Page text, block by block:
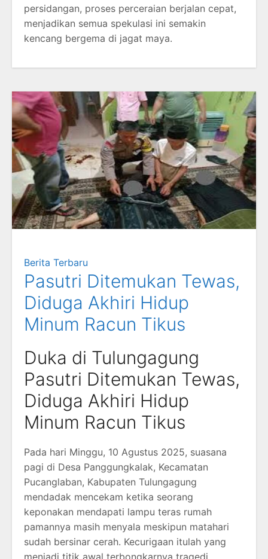
persidangan, proses perceraian berjalan cepat,
menjadikan semua spekulasi ini semakin
kencang bergema di jagat maya.
Berita Terbaru
Pasutri Ditemukan Tewas,
Diduga Akhiri Hidup
Minum Racun Tikus
Duka di Tulungagung
Pasutri Ditemukan Tewas,
Diduga Akhiri Hidup
Minum Racun Tikus
Pada hari Minggu, 10 Agustus 2025, suasana
pagi di Desa Panggungkalak, Kecamatan
Pucanglaban, Kabupaten Tulungagung
mendadak mencekam ketika seorang
keponakan mendapati lampu teras rumah
pamannya masih menyala meskipun matahari
sudah bersinar cerah. Kecurigaan itulah yang
menjadi titik awal terbongkarnya tragedi